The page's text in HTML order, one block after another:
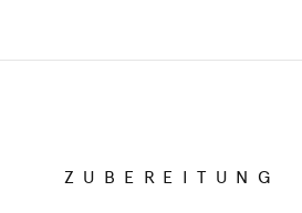
ZUBEREITUNG